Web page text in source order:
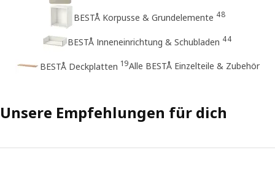
BESTÅ Korpusse & Grundelemente 48
BESTÅ Inneneinrichtung & Schubladen 44
BESTÅ Deckplatten 19Alle BESTÅ Einzelteile & Zubehör
Unsere Empfehlungen für dich